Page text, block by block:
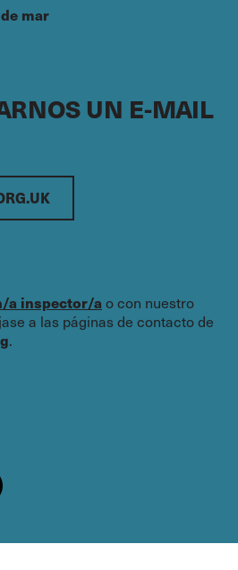
mar
UN E-MAIL
a inspector/ao con nuestro
a las páginas de contacto de
.